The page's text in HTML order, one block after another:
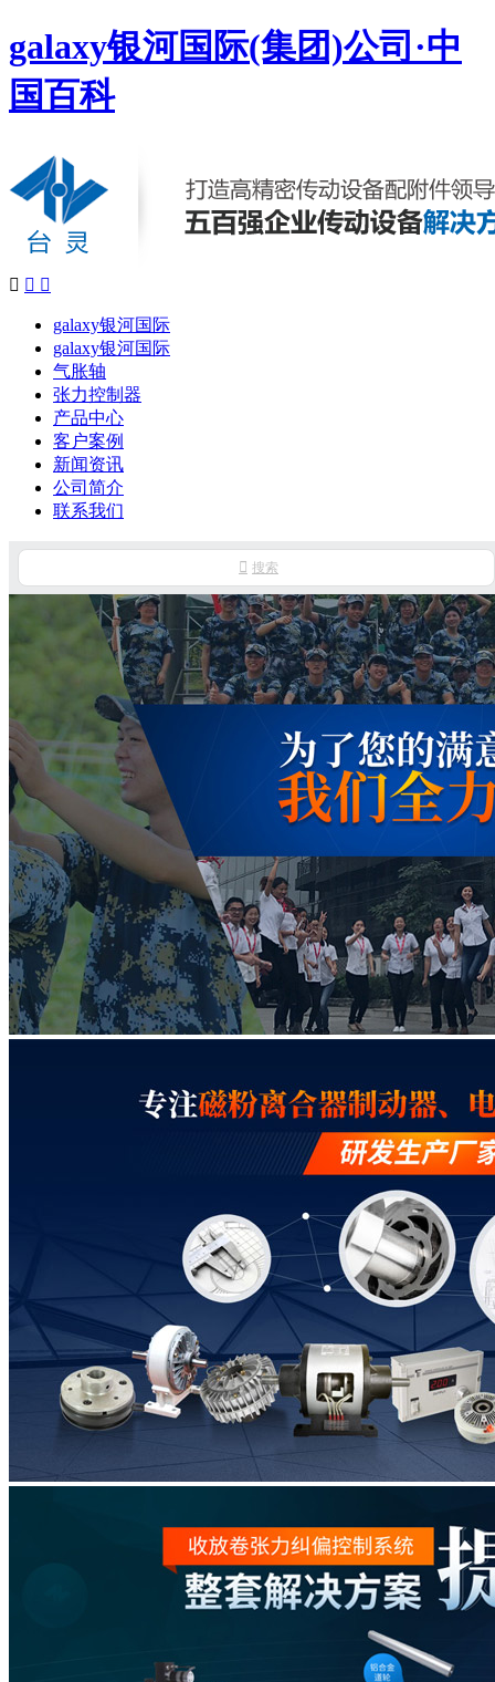
galaxy银河国际(集团)公司·中
国百科
  
galaxy银河国际
galaxy银河国际
气胀轴
张力控制器
产品中心
客户案例
新闻资讯
公司简介
联系我们
 搜索